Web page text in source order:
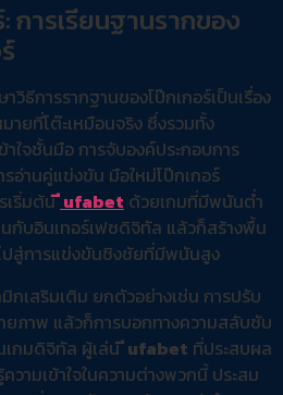
การเรียนฐานรากของ
ธีการรากฐานของโป๊กเกอร์เป็นเรื่อง
ยที่โต๊ะเหมือนจริง ซึ่งรวมทั้ง
าใจชั้นมือ การจับองค์ประกอบการ
านคู่แข่งขัน มือใหม่โป๊กเกอร์
เริ่มต้นี ufabet ด้วยเกมที่มีพนันต่ำ
กับอินเทอร์เฟซดิจิทัล แล้วก็สร้างพื้น
ปสู่การแข่งขันชิงชัยที่มีพนันสูง
กเสริมเติม ยกตัวอย่างเช่น การปรับ
ยภาพ แล้วก็การบอกทางความสลับซับ
เกมดิจิทัล ผู้เล่นี ufabet ที่ประสบผล
วามเข้าใจในความต่างพวกนี้ ประสม